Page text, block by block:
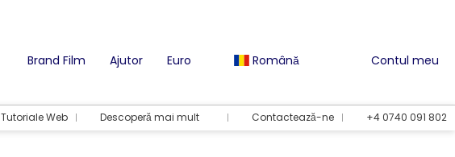
Brand Film Ajutor Euro Română Contul meu
Tutoriale Web Descoperă mai mult Contactează-ne +4 0740 091 802